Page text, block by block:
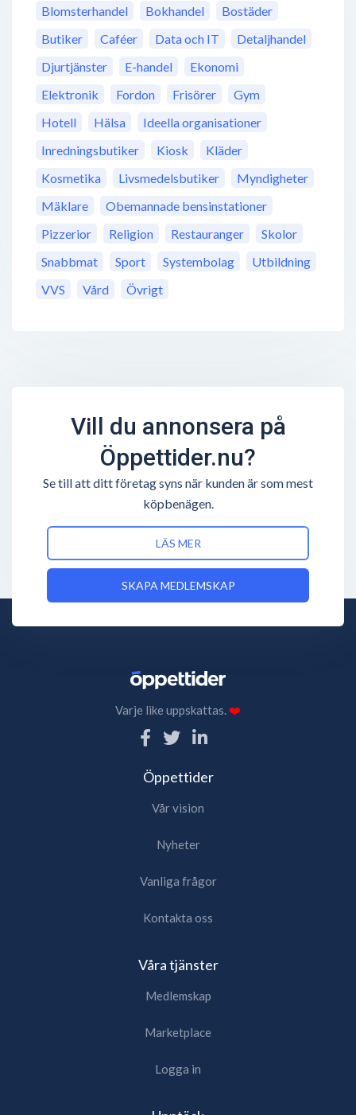
Blomsterhandel
Bokhandel
Bostäder
Butiker
Caféer Data och IT
Detaljhandel
Djurtjänster
E-handel
Ekonomi
Elektronik
Fordon Frisörer
Gym
Hotell
Hälsa
Ideella organisationer
Inredningsbutiker
Kiosk
Kläder
Kosmetika
Livsmedelsbutiker
Myndigheter
Mäklare
Obemannade bensinstationer
Pizzerior
Religion Restauranger
Skolor
Snabbmat
Sport Systembolag
Utbildning
VVS
Vård Övrigt
Vill du annonsera på
Öppettider.nu?
Se till att ditt företag syns när kunden är som mest
köpbenägen.
LÄS MER
SKAPA MEDLEMSKAP
Varje like uppskattas.❤️
Öppettider
Vår vision
Nyheter
Vanliga frågor
Kontakta oss
Våra tjänster
Medlemskap
Marketplace
Logga in